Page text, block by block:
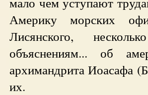
Америку морских
Лисянского,
объяснениям... об
архимандрита Иоасафа
их.